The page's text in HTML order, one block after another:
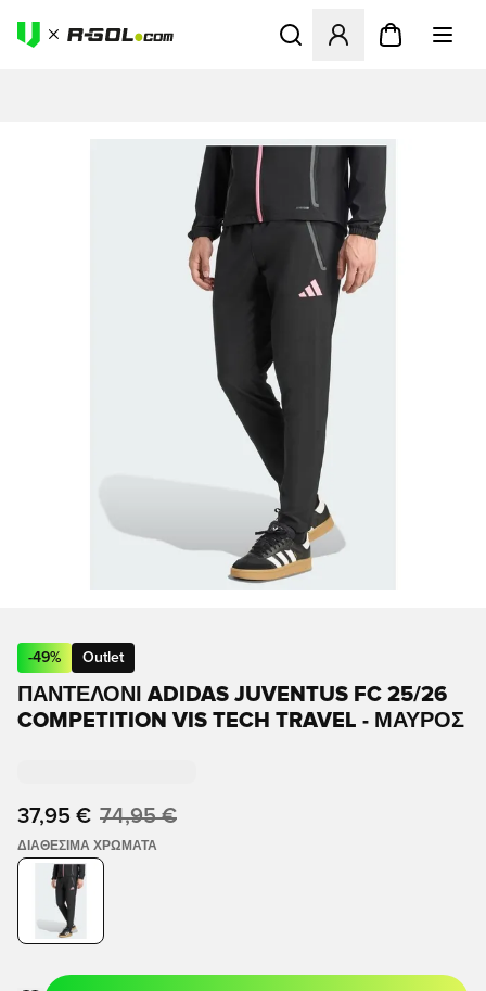
Ανοίγει ένα Modal για να
-49% Outlet
ΠΑΝΤΕΛΌΝΙ ADIDAS JUVENTUS FC 25/26
COMPETITION VIS TECH TRAVEL - ΜΑΎΡΟΣ
37,95 € 74,95 €
ΔΙΑΘΈΣΙΜΑ ΧΡΏΜΑΤΑ